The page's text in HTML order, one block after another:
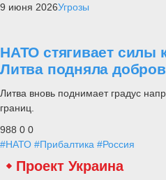
9 июня 2026Угрозы
НАТО стягивает силы
Литва подняла
Литва вновь поднимает градус
границ.
988 0 0
#НАТО #Прибалтика #Россия
Проект Украина